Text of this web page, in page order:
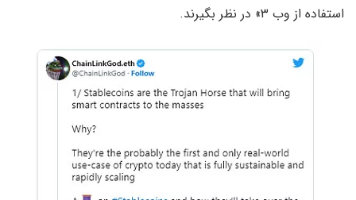
استفاده از وب ۳» در نظر بگیرند.